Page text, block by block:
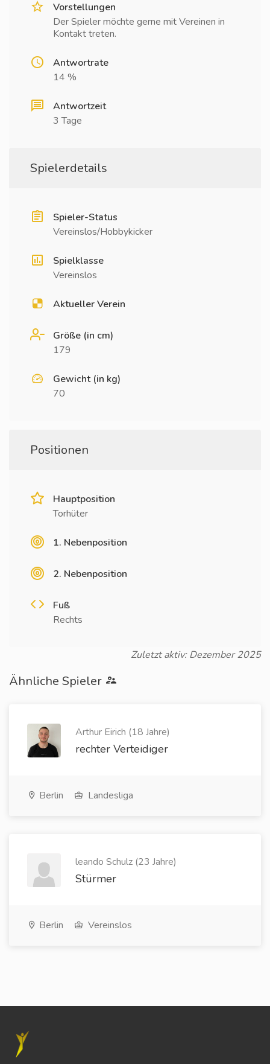
Vorstellungen
Der Spieler möchte gerne mit Vereinen in
Kontakt treten.
Antwortrate
14 %
Antwortzeit
3 Tage
Spielerdetails
Spieler-Status
Vereinslos/Hobbykicker
Spielklasse
Vereinslos
Aktueller Verein
Größe (in cm)
179
Gewicht (in kg)
70
Positionen
Hauptposition
Torhüter
1. Nebenposition
2. Nebenposition
Fuß
Rechts
Zuletzt aktiv: Dezember 2025
Ähnliche Spieler
Arthur Eirich (18 Jahre)
rechter Verteidiger
Berlin Landesliga
leando Schulz (23 Jahre)
Stürmer
Berlin Vereinslos